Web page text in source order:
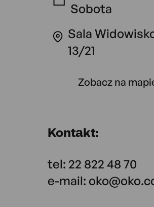
Sobota
Sala
13/21
Zobacz na
Kontakt:
tel: 22 822 48 70
e-mail: